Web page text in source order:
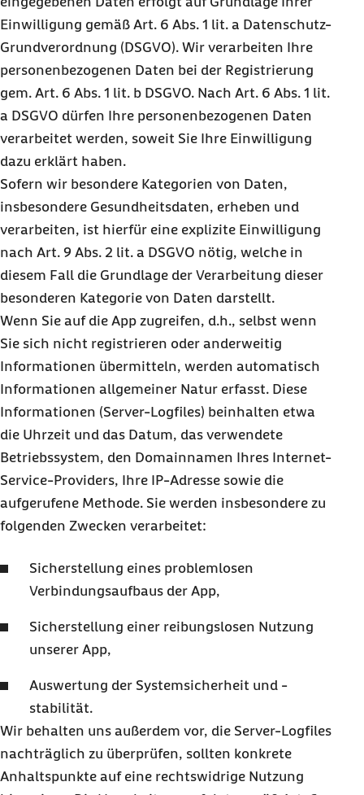
Einwilligung gemäß Art. 6 Abs. 1 lit. a Datenschutz-
Grundverordnung (DSGVO). Wir verarbeiten Ihre
personenbezogenen Daten bei der Registrierung
gem. Art. 6 Abs. 1 lit. b DSGVO. Nach Art. 6 Abs. 1 lit.
a DSGVO dürfen Ihre personenbezogenen Daten
verarbeitet werden, soweit Sie Ihre Einwilligung
dazu erklärt haben.
Sofern wir besondere Kategorien von Daten,
insbesondere Gesundheitsdaten, erheben und
verarbeiten, ist hierfür eine explizite Einwilligung
nach Art. 9 Abs. 2 lit. a DSGVO nötig, welche in
diesem Fall die Grundlage der Verarbeitung dieser
besonderen Kategorie von Daten darstellt.
Wenn Sie auf die App zugreifen, d.h., selbst wenn
Sie sich nicht registrieren oder anderweitig
Informationen übermitteln, werden automatisch
Informationen allgemeiner Natur erfasst. Diese
Informationen (Server-Logfiles) beinhalten etwa
die Uhrzeit und das Datum, das verwendete
Betriebssystem, den Domainnamen Ihres Internet-
Service-Providers, Ihre IP-Adresse sowie die
aufgerufene Methode. Sie werden insbesondere zu
folgenden Zwecken verarbeitet:
Sicherstellung eines problemlosen
Verbindungsaufbaus der App,
Sicherstellung einer reibungslosen Nutzung
unserer App,
Auswertung der Systemsicherheit und -
stabilität.
Wir behalten uns außerdem vor, die Server-Logfiles
nachträglich zu überprüfen, sollten konkrete
Anhaltspunkte auf eine rechtswidrige Nutzung